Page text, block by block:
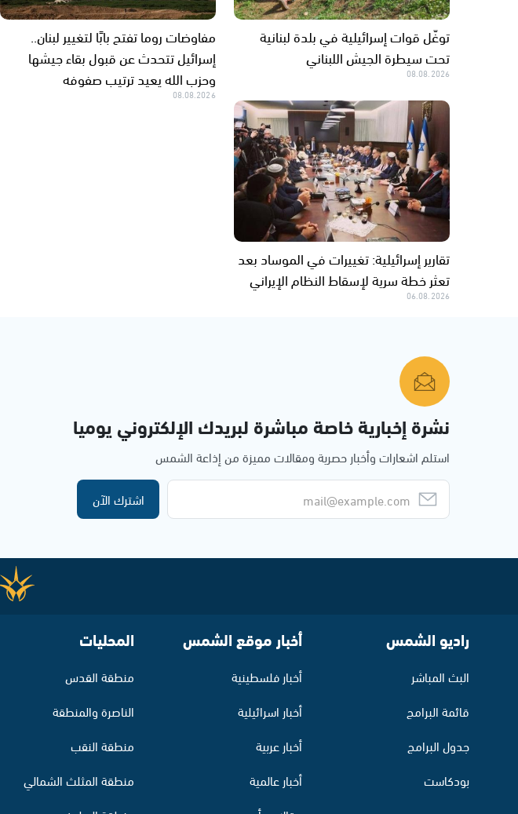
توغّل قوات إسرائيلية في بلدة لبنانية
تحت سيطرة الجيش اللبناني
08.08.2026
مفاوضات روما تفتح بابًا لتغيير لبنان..
إسرائيل تتحدث عن قبول بقاء جيشها
وحزب الله يعيد ترتيب صفوفه
08.08.2026
تقارير إسرائيلية: تغييرات في الموساد بعد
تعثر خطة سرية لإسقاط النظام الإيراني
06.08.2026
نشرة إخبارية خاصة مباشرة لبريدك الإلكتروني يوميا
استلم اشعارات وأخبار حصرية ومقالات مميزة من إذاعة الشمس
اشترك الآن
راديو الشمس
البث المباشر
قائمة البرامج
جدول البرامج
بودكاست
أخبار موقع الشمس
أخبار فلسطينية
أخبار اسرائيلية
أخبار عربية
أخبار عالمية
المحليات
منطقة القدس
الناصرة والمنطقة
منطقة النقب
منطقة المثلث الشمالي